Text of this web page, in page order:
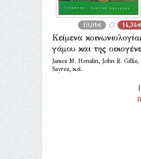
19,91€ 14,34€
Κείμενα
γάμου και της
James M. Henslin, John R. Gillis,
Sayres, κ.ά.